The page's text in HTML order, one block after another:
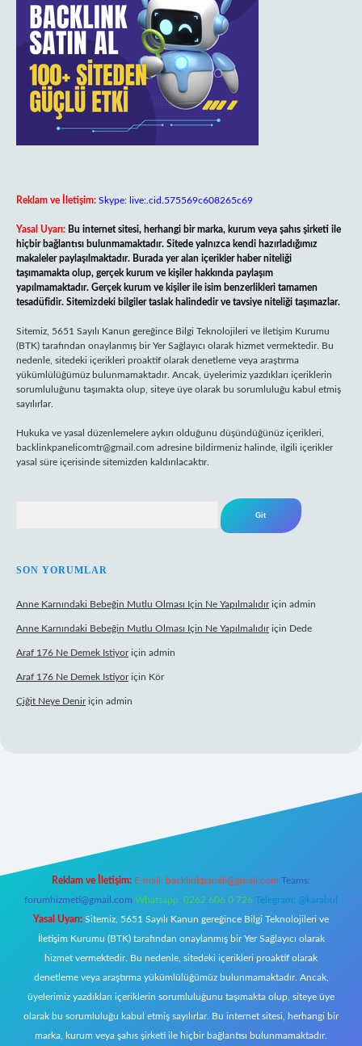
Reklam ve İletişim: Skype: live:.cid.575569c608265c69
Yasal Uyarı: Bu internet sitesi, herhangi bir marka, kurum veya şahıs şirketi ile
hiçbir bağlantısı bulunmamaktadır. Sitede yalnızca kendi hazırladığımız
makaleler paylaşılmaktadır. Burada yer alan içerikler haber niteliği
taşımamakta olup, gerçek kurum ve kişiler hakkında paylaşım
yapılmamaktadır. Gerçek kurum ve kişiler ile isim benzerlikleri tamamen
tesadüfidir. Sitemizdeki bilgiler taslak halindedir ve tavsiye niteliği taşımazlar.
Sitemiz, 5651 Sayılı Kanun gereğince Bilgi Teknolojileri ve İletişim Kurumu
(BTK) tarafından onaylanmış bir Yer Sağlayıcı olarak hizmet vermektedir. Bu
nedenle, sitedeki içerikleri proaktif olarak denetleme veya araştırma
yükümlülüğümüz bulunmamaktadır. Ancak, üyelerimiz yazdıkları içeriklerin
sorumluluğunu taşımakta olup, siteye üye olarak bu sorumluluğu kabul etmiş
sayılırlar.
Hukuka ve yasal düzenlemelere aykırı olduğunu düşündüğünüz içerikleri,
backlinkpanelicomtr@gmail.com adresine bildirmeniz halinde, ilgili içerikler
yasal süre içerisinde sitemizden kaldırılacaktır.
SON YORUMLAR
Anne Karnındaki Bebeğin Mutlu Olması Için Ne Yapılmalıdıriçin admin
Anne Karnındaki Bebeğin Mutlu Olması Için Ne Yapılmalıdıriçin Dede
Araf 176 Ne Demek Istiyoriçin admin
Araf 176 Ne Demek Istiyoriçin Kör
Çiğit Neye Deniriçin admin
Reklam ve İletişim: E-mail: backlinkpaneli@gmail.com Teams:
forumhizmeti@gmail.com Whatsapp: 0262 606 0 726 Telegram: @karabul
Yasal Uyarı: Sitemiz, 5651 Sayılı Kanun gereğince Bilgi Teknolojileri ve
İletişim Kurumu (BTK) tarafından onaylanmış bir Yer Sağlayıcı olarak
hizmet vermektedir. Bu nedenle, sitedeki içerikleri proaktif olarak
denetleme veya araştırma yükümlülüğümüz bulunmamaktadır. Ancak,
üyelerimiz yazdıkları içeriklerin sorumluluğunu taşımakta olup, siteye üye
olarak bu sorumluluğu kabul etmiş sayılırlar. Bu internet sitesi, herhangi bir
marka, kurum veya şahıs şirketi ile hiçbir bağlantısı bulunmamaktadır.